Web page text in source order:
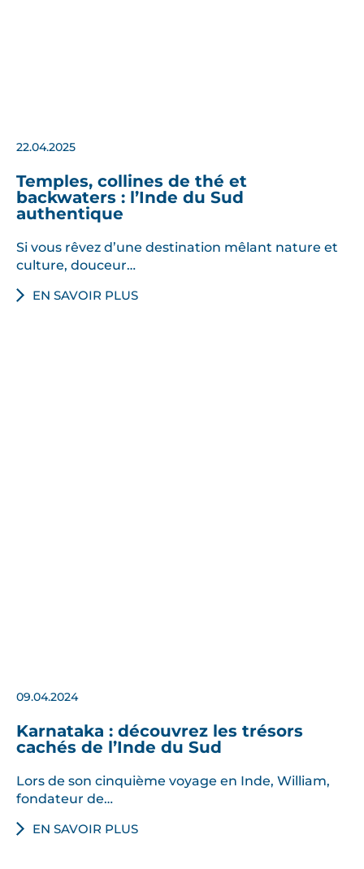
22.04.2025
Temples, collines de thé et
backwaters : l’Inde du Sud
authentique
Si vous rêvez d’une destination mêlant nature et
culture, douceur…
EN SAVOIR PLUS
09.04.2024
Karnataka : découvrez les trésors
cachés de l’Inde du Sud
Lors de son cinquième voyage en Inde, William,
fondateur de…
EN SAVOIR PLUS